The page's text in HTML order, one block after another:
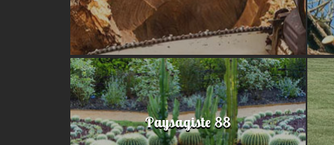
Paysagiste 88